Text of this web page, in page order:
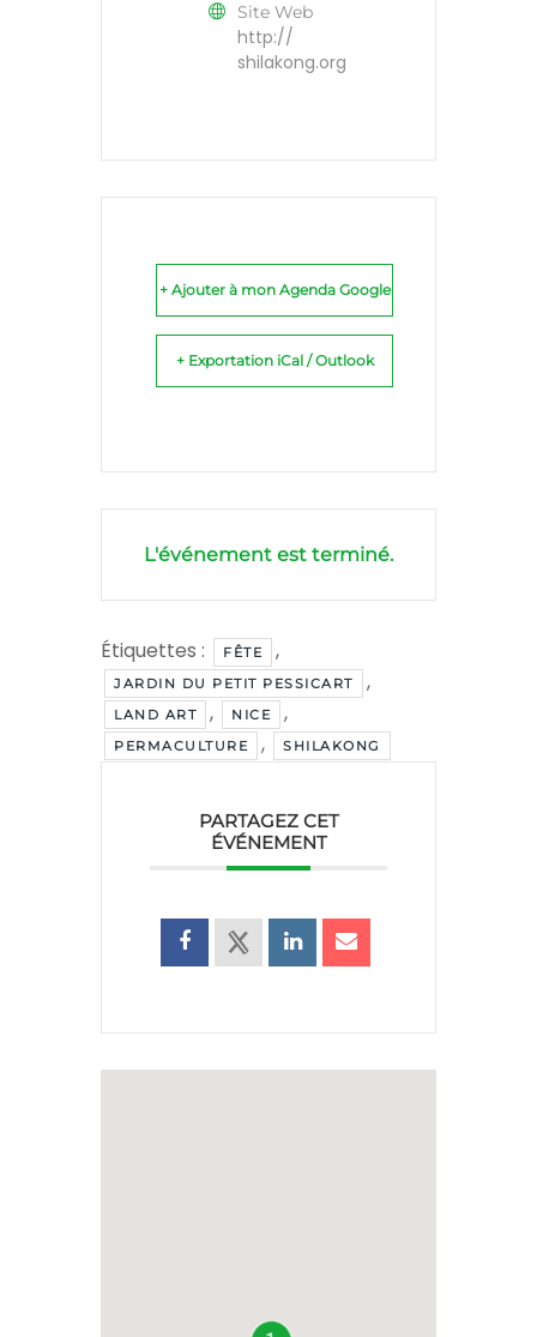
Site Web
http://
shilakong.org
+ Ajouter à mon Agenda Google
+ Exportation iCal / Outlook
L'événement est terminé.
Étiquettes : FÊTE ,
JARDIN DU PETIT PESSICART ,
LAND ART , NICE ,
PERMACULTURE , SHILAKONG
PARTAGEZ CET
ÉVÉNEMENT